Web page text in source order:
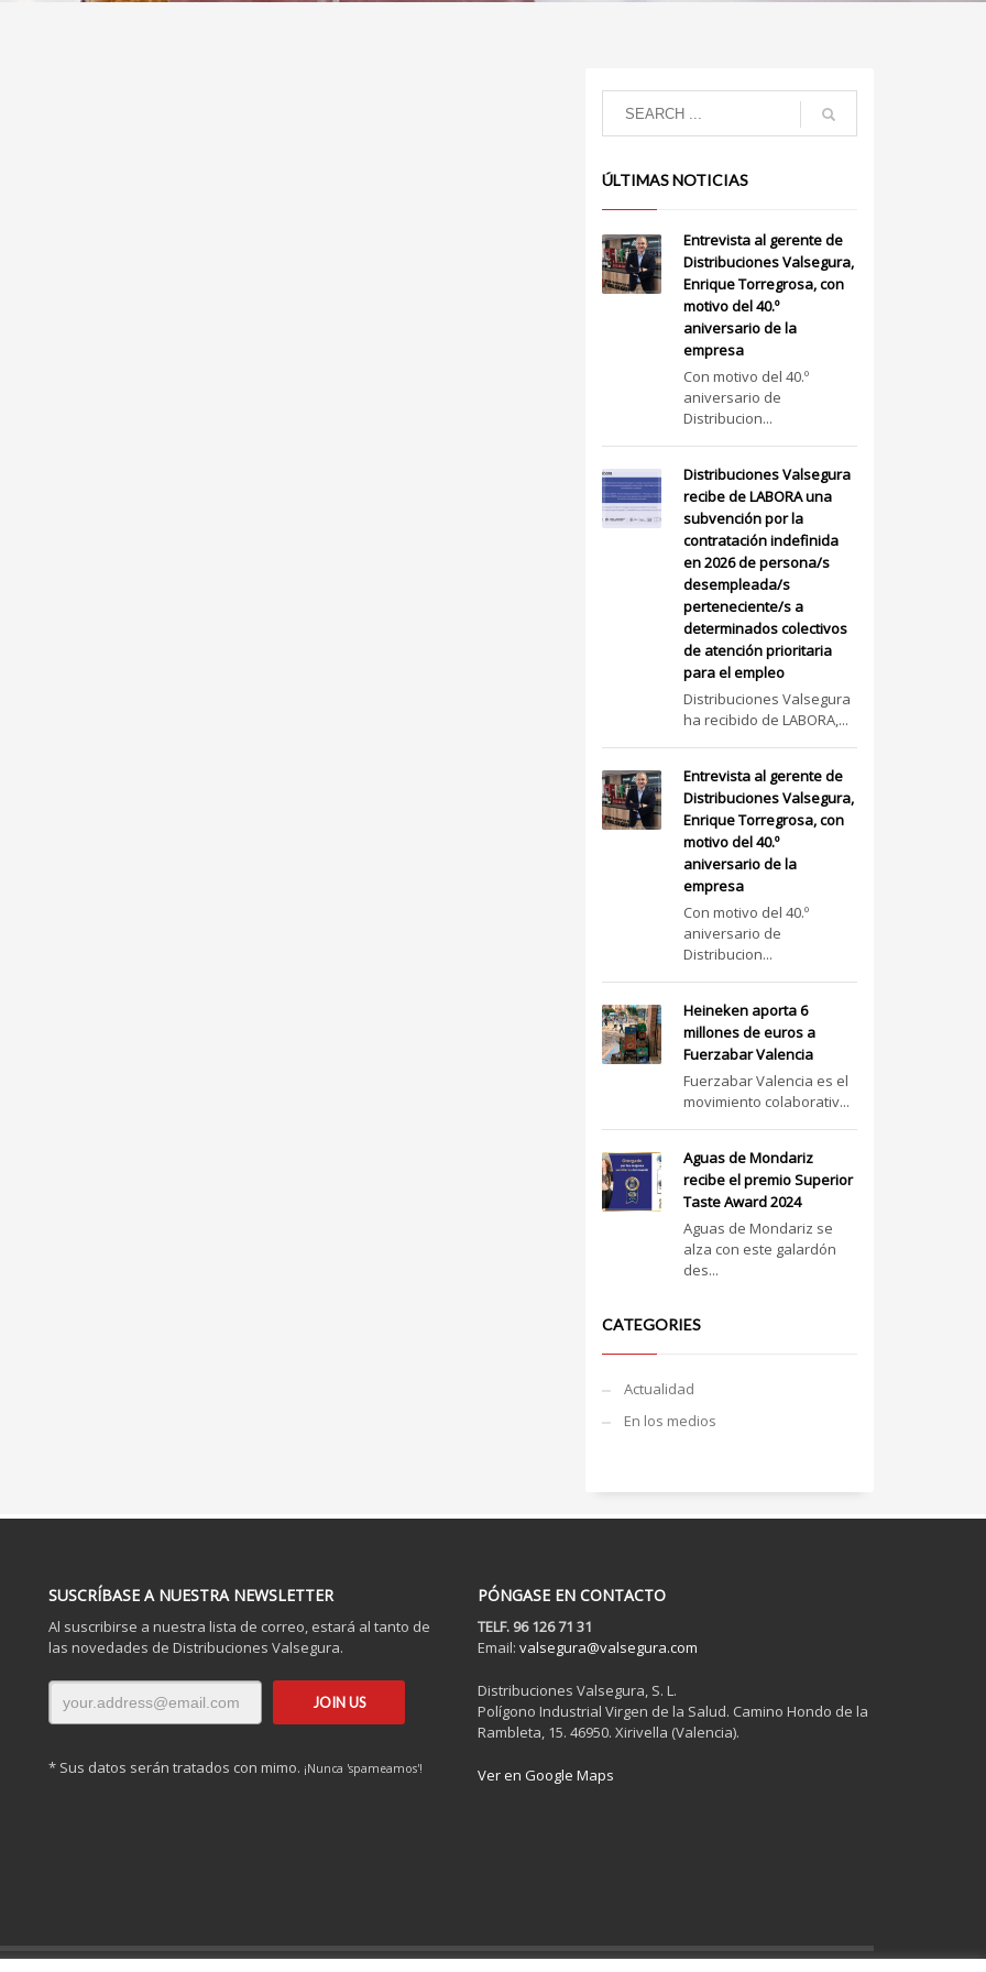
ÚLTIMAS NOTICIAS
Entrevista al gerente de
Distribuciones Valsegura,
Enrique Torregrosa, con
motivo del 40.º
aniversario de la
empresa
Con motivo del 40.º
aniversario de
Distribucion...
Distribuciones Valsegura
recibe de LABORA una
subvención por la
contratación indefinida
en 2026 de persona/s
desempleada/s
perteneciente/s a
determinados colectivos
de atención prioritaria
para el empleo
Distribuciones Valsegura
ha recibido de LABORA,...
Entrevista al gerente de
Distribuciones Valsegura,
Enrique Torregrosa, con
motivo del 40.º
aniversario de la
empresa
Con motivo del 40.º
aniversario de
Distribucion...
Heineken aporta 6
millones de euros a
Fuerzabar Valencia
Fuerzabar Valencia es el
movimiento colaborativ...
Aguas de Mondariz
recibe el premio Superior
Taste Award 2024
Aguas de Mondariz se
alza con este galardón
des...
CATEGORIES
Actualidad
En los medios
SUSCRÍBASE A NUESTRA NEWSLETTER
Al suscribirse a nuestra lista de correo, estará al tanto de
las novedades de Distribuciones Valsegura.
* Sus datos serán tratados con mimo. ¡Nunca 'spameamos'!
PÓNGASE EN CONTACTO
TELF. 96 126 71 31
Email: valsegura@valsegura.com
Distribuciones Valsegura, S. L.
Polígono Industrial Virgen de la Salud. Camino Hondo de la
Rambleta, 15. 46950. Xirivella (Valencia).
Ver en Google Maps